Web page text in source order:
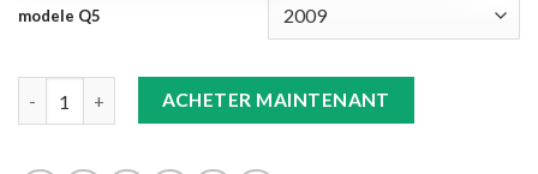
modele Q5
Tapis 8D+Audi (Noir/Beige) Q5 quantity
ACHETER MAINTENANT